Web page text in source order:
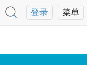
菜单
登录